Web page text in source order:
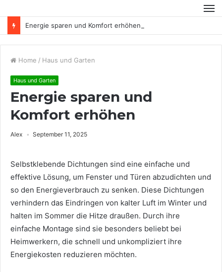
Energie sparen und Komfort erhöhen
Home / Haus und Garten
Haus und Garten
Energie sparen und
Komfort erhöhen
Alex September 11, 2025
Selbstklebende Dichtungen sind eine einfache und
effektive Lösung, um Fenster und Türen abzudichten und
so den Energieverbrauch zu senken. Diese Dichtungen
verhindern das Eindringen von kalter Luft im Winter und
halten im Sommer die Hitze draußen. Durch ihre
einfache Montage sind sie besonders beliebt bei
Heimwerkern, die schnell und unkompliziert ihre
Energiekosten reduzieren möchten.